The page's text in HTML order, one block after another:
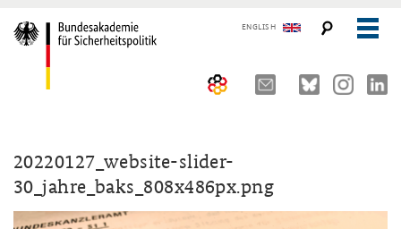
ENGLISH
Auftrag und Organisation
Historischer Ort
10 Jahre AKJS
Seminare und Tagungen
20220127_website-slider-
30_jahre_baks_808x486px.png